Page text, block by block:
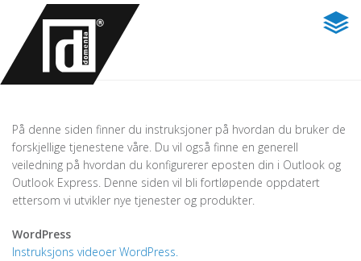
På denne siden finner du instruksjoner på hvordan du bruker de
forskjellige tjenestene våre. Du vil også finne en generell
veiledning på hvordan du konfigurerer eposten din i Outlook og
Outlook Express. Denne siden vil bli fortløpende oppdatert
ettersom vi utvikler nye tjenester og produkter.
WordPress
Instruksjons videoer WordPress.